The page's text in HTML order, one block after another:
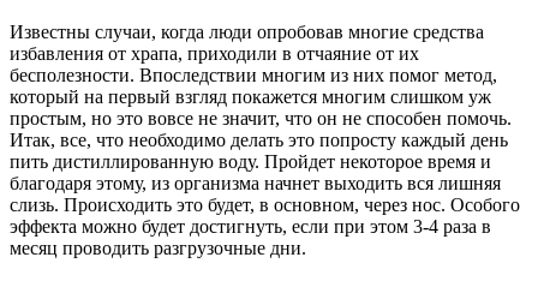
Известны случаи, когда люди опробовав многие средства
избавления от храпа, приходили в отчаяние от их
бесполезности. Впоследствии многим из них помог метод,
который на первый взгляд покажется многим слишком уж
простым, но это вовсе не значит, что он не способен помочь.
Итак, все, что необходимо делать это попросту каждый день
пить дистиллированную воду. Пройдет некоторое время и
благодаря этому, из организма начнет выходить вся лишняя
слизь. Происходить это будет, в основном, через нос. Особого
эффекта можно будет достигнуть, если при этом 3-4 раза в
месяц проводить разгрузочные дни.